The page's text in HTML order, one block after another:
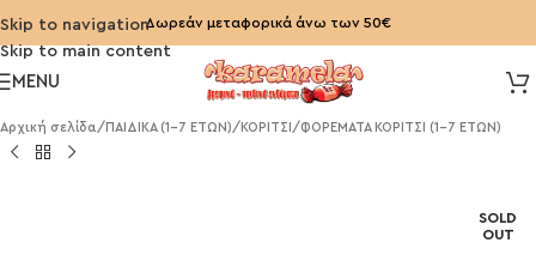
Skip to navigation
Skip to main content
Δωρεάν μεταφορικά άνω των 50€
MENU
Αρχική σελίδα/ ΠΑΙΔΙΚΑ (1-7 ΕΤΩΝ)/ ΚΟΡΙΤΣΙ /ΦΟΡΕΜΑΤΑ ΚΟΡΙΤΣΙ (1-7 ΕΤΩΝ)
SOLD
OUT